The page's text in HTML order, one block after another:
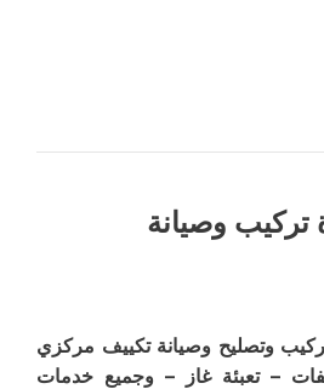
تركيب وصيانة
وتصليح وصيانة تكييف مركزي
– تعبئة غاز – وجميع خدمات